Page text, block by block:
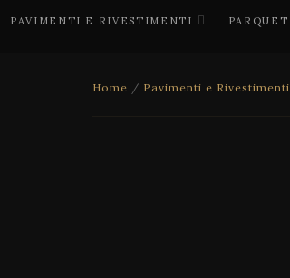
PAVIMENTI E RIVESTIMENTI PARQUET
Home / Pavimenti e Rivestimenti